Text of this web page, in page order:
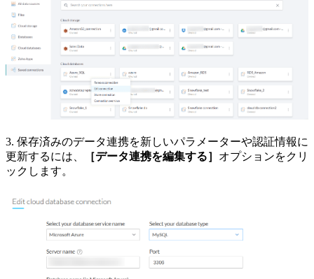
3. 保存済みのデータ連携を新しいパラメーターや認証情報に
更新するには、
［データ連携を編集する］ オプションをクリ
ックします。